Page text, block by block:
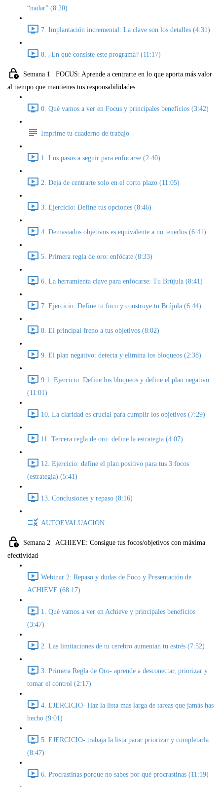
“nadar” (8:20)
7. Implantación incremental: La clave son los detalles (4:31)
8. ¿En qué consiste este programa? (11:17)
Semana 1 | FOCUS: Aprende a centrarte en lo que aporta más valor
al tiempo que mantienes tus responsabilidades.
0. Qué vamos a ver en Focus y principales beneficios (3:42)
Imprime tu cuaderno de trabajo
1. Los pasos a seguir para enfocarse (2:40)
2. Deja de centrarte solo en el corto plazo (11:05)
3. Ejercicio: Define tus opciones (8:46)
4. Demasiados objetivos es equivalente a no tenerlos (6:41)
5. Primera regla de oro: enfócate (8:33)
6. La herramienta clave para enfocarse: Tu Brújula (8:41)
7. Ejercicio: Define tu foco y construye tu Brújula (6:44)
8. El principal freno a tus objetivos (8:02)
9. El plan negativo: detecta y elimina los bloqueos (2:38)
9.1. Ejercicio: Define los bloqueos y define el plan negativo
(11:01)
10. La claridad es crucial para cumplir los objetivos (7:29)
11. Tercera regla de oro: define la estrategia (4:07)
12. Ejercicio: define el plan positivo para tus 3 focos
(estrategia) (5:41)
13. Conclusiones y repaso (8:16)
AUTOEVALUACION
Semana 2 | ACHIEVE: Consigue tus focos/objetivos con máxima
efectividad
Webinar 2: Repaso y dudas de Foco y Presentación de
ACHIEVE (68:17)
1. Qué vamos a ver en Achieve y principales beneficios
(3:47)
2. Las limitaciones de tu cerebro aumentan tu estrés (7:52)
3. Primera Regla de Oro- aprende a desconectar, priorizar y
tomar el control (2:17)
4. EJERCICIO- Haz la lista mas larga de tareas que jamás has
hecho (9:01)
5. EJERCICIO- trabaja la lista parar priorizar y completarla
(8:47)
6. Procrastinas porque no sabes por qué procrastinas (11:19)